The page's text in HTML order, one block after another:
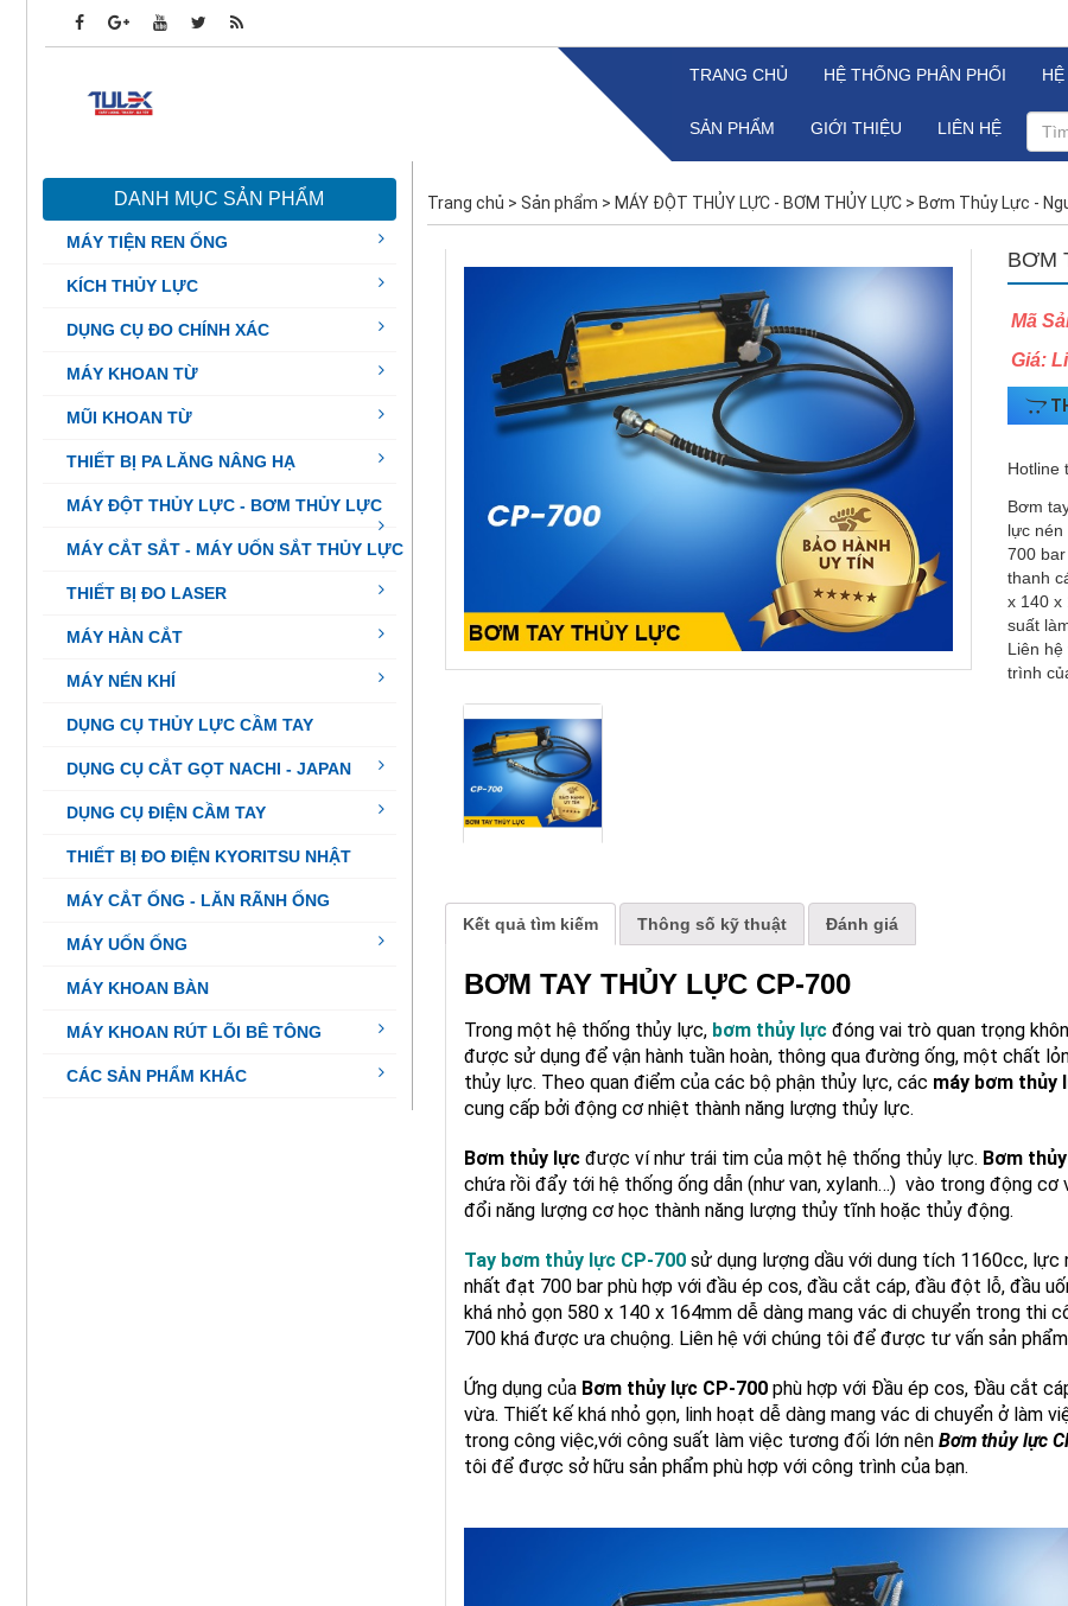
TRANG CHỦ HỆ THỐNG PHÂN PHỐI
SẢN PHẨM GIỚI THIỆU LIÊN HỆ
DANH MỤC SẢN PHẨM
MÁY TIỆN REN ỐNG
KÍCH THỦY LỰC
DỤNG CỤ ĐO CHÍNH XÁC
MÁY KHOAN TỪ
MŨI KHOAN TỪ
THIẾT BỊ PA LĂNG NÂNG HẠ
MÁY ĐỘT THỦY LỰC - BƠM THỦY LỰC
MÁY CẮT SẮT - MÁY UỐN SẮT THỦY LỰC
THIẾT BỊ ĐO LASER
MÁY HÀN CẮT
MÁY NÉN KHÍ
DỤNG CỤ THỦY LỰC CẦM TAY
DỤNG CỤ CẮT GỌT NACHI - JAPAN
DỤNG CỤ ĐIỆN CẦM TAY
THIẾT BỊ ĐO ĐIỆN KYORITSU NHẬT
MÁY CẮT ỐNG - LĂN RÃNH ỐNG
MÁY UỐN ỐNG
MÁY KHOAN BÀN
MÁY KHOAN RÚT LÕI BÊ TÔNG
CÁC SẢN PHẨM KHÁC
Trang chủ >Sản phẩm > MÁY ĐỘT THỦY LỰC - BƠM THỦY LỰC > Bơm Thủy Lực -
BƠM
Mã
Giá:
Hotline
Bơm
lực nén
700
thanh
x 140 x
suất
Liên
trình
Kết quả tìm kiếm Thông số kỹ thuật Đánh giá
BƠM TAY THỦY LỰC CP-700
Trong một hệ thống thủy lực, bơm thủy lựcđóng vai trò quan trọng
được sử dụng để vận hành tuần hoàn, thông qua đường ống, một chất
thủy lực. Theo quan điểm của các bộ phận thủy lực, các máy bơm thủy
cung cấp bởi động cơ nhiệt thành năng lượng thủy lực.
Bơm thủy lựcđược ví như trái tim của một hệ thống thủy lực. Bơm
chứa rồi đẩy tới hệ thống ống dẫn (như van, xylanh…) vào trong động cơ
đổi năng lượng cơ học thành năng lượng thủy tĩnh hoặc thủy động.
Tay bơm thủy lực CP-700 sử dụng lượng dầu với dung tích 1160cc,
nhất đạt 700 bar phù hợp với đầu ép cos, đầu cắt cáp, đầu đột lỗ, đầu
khá nhỏ gọn 580 x 140 x 164mm dễ dàng mang vác di chuyển trong thi
700 khá được ưa chuộng. Liên hệ với chúng tôi để được tư vấn sản
Ứng dụng của Bơm thủy lực CP-700 phù hợp với Đầu ép cos, Đầu cắt
vừa. Thiết kế khá nhỏ gọn, linh hoạt dễ dàng mang vác di chuyển ở làm
trong công việc,với công suất làm việc tương đối lớn nênBơm thủy lực
tôi để được sở hữu sản phẩm phù hợp với công trình của bạn.